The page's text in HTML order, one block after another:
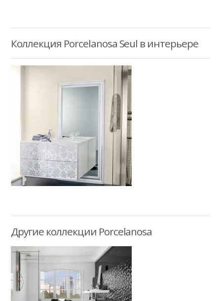
Коллекция Porcelanosa Seul в интерьере
Другие коллекции Porcelanosa